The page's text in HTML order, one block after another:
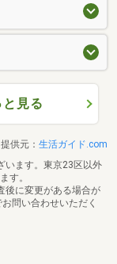
見る
供元： 生活ガイド.com
います。東京23区以外
す。
後に変更がある場合が
問い合わせいただく